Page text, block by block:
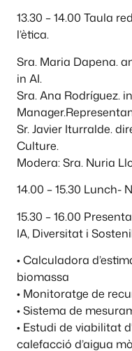
13.30 – 14.00 Taula
l’ètica.
Sra. Maria Dapena.
in AI.
Sra. Ana Rodríguez.
Sr. Javier Iturralde.
Culture.
Modera: Sra. Nuria
14.00 – 15.30 Lunch-
15.30 – 16.00
IA, Diversitat i
• Calculadora
biomassa
• Monitoratge de
• Sistema de
• Estudi de viabilitat
calefacció d’aigua